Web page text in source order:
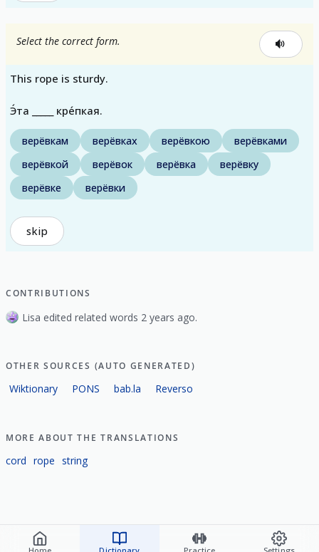
Select the correct form.
This rope is sturdy.
Э́та _____ кре́пкая.
верёвкам верёвках верёвкою
верёвками
верёвкой
верёвок верёвка
верёвку
верёвке
верёвки
skip
CONTRIBUTIONS
Lisa edited related words 2 years ago.
OTHER SOURCES (AUTO GENERATED)
Wiktionary PONS bab.la Reverso
MORE ABOUT THE TRANSLATIONS
cord rope string